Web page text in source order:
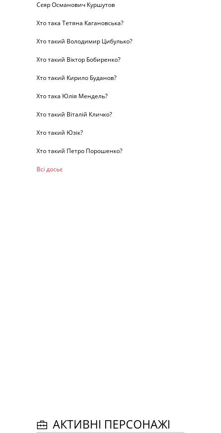
Сєяр Османович Куршутов
Хто така Тетяна Кагановська?
Хто такий Володимир Цибулько?
Хто такий Віктор Бобиренко?
Хто такий Кирило Буданов?
Хто така Юлія Мендель?
Хто такий Віталій Кличко?
Хто такий Юзік?
Хто такий Петро Порошенко?
Всі досьє
АКТИВНІ ПЕРСОНАЖІ